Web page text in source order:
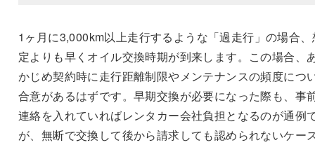
1ヶ月に3,000km以上走行するような「過走行」の場合、
定よりも早くオイル交換時期が到来します。この場合、
かじめ契約時に走行距離制限やメンテナンスの頻度につ
合意があるはずです。早期交換が必要になった際も、事
連絡を入れていればレンタカー会社負担となるのが通例
が、無断で交換して後から請求しても認められないケー